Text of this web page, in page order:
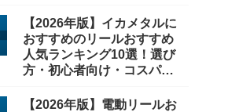
【2026年版】イカメタルに
おすすめのリールおすすめ
人気ランキング10選！選び
方・初心者向け・コスパ重
【2026年版】電動リールお